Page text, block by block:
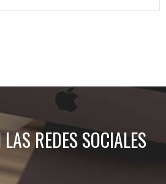
REDES SOCIALES